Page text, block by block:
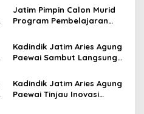
dari Gubernur Khofifah
Jatim Pimpin Calon Murid
Program Pembelajaran
ATS Lolos Verifikasi dan
Siap Belajar
Kadindik Jatim Aries Agung
Paewai Sambut Langsung
Dikmen Nasional 2026 di
Pasar Turi
Kadindik Jatim Aries Agung
Paewai Tinjau Inovasi